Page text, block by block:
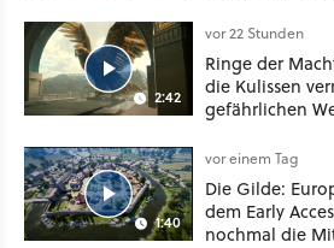
2:42
vor 22 Stunden
Ringe der
die Kulissen
gefährlichen
1:40
vor einem Tag
Die Gilde:
dem Early
nochmal die